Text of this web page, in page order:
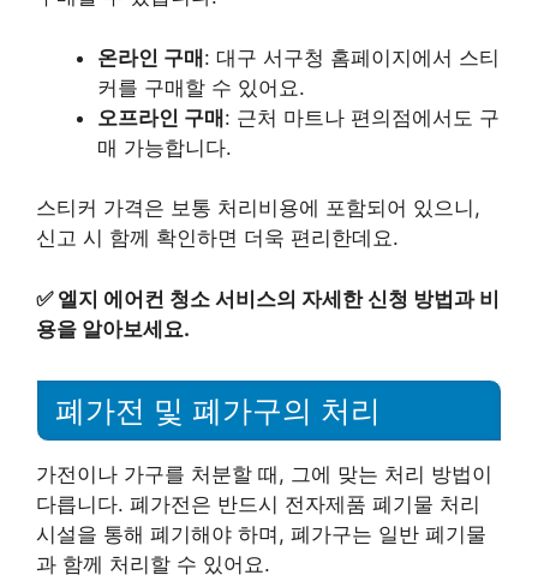
온라인 구매: 대구 서구청 홈페이지에서 스티
커를 구매할 수 있어요.
오프라인 구매: 근처 마트나 편의점에서도 구
매 가능합니다.
스티커 가격은 보통 처리비용에 포함되어 있으니,
신고 시 함께 확인하면 더욱 편리한데요.
✅ 엘지 에어컨 청소 서비스의 자세한 신청 방법과 비
용을 알아보세요.
폐가전 및 폐가구의 처리
가전이나 가구를 처분할 때, 그에 맞는 처리 방법이
다릅니다. 폐가전은 반드시 전자제품 폐기물 처리
시설을 통해 폐기해야 하며, 폐가구는 일반 폐기물
과 함께 처리할 수 있어요.